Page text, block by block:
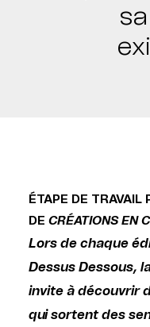
ÉTAPE DE TRAVAIL
DE CRÉATIONS EN
Lors de chaque
Dessus Dessous,
invite à découvrir
qui sortent des